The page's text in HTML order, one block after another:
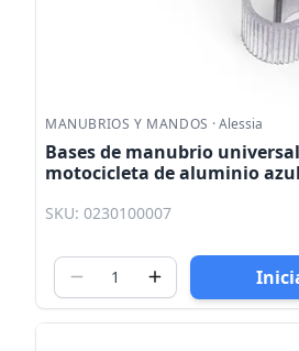
MANUBRIOS Y MANDOS ·Alessia
Bases de manubrio
motocicleta de aluminio
SKU: 0230100007